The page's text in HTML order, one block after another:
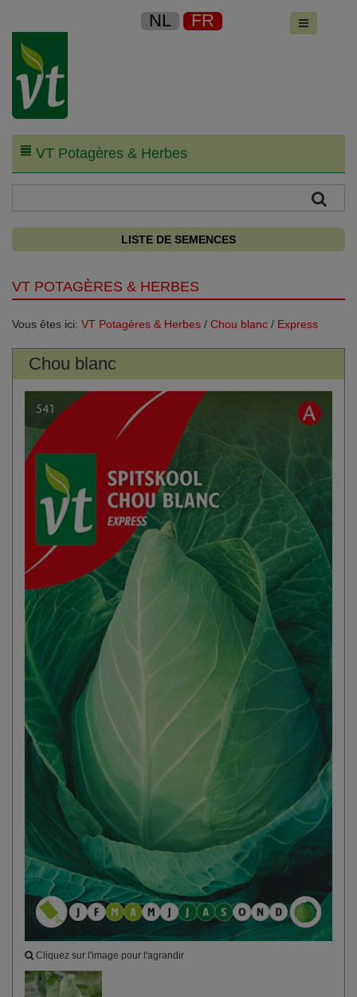
NL FR
VT Potagères & Herbes
LISTE DE SEMENCES
VT POTAGÈRES & HERBES
Vous êtes ici: VT Potagères & Herbes / Chou blanc / Express
Chou blanc
Cliquez sur l'image pour l'agrandir